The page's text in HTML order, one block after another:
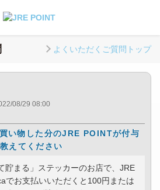
よくいただくご質問トップ
08/29 08:00
い物した分のJRE POINTが付与
えてください
貯まる」ステッカーのお店で、JRE
でお支払いいただくと100円または